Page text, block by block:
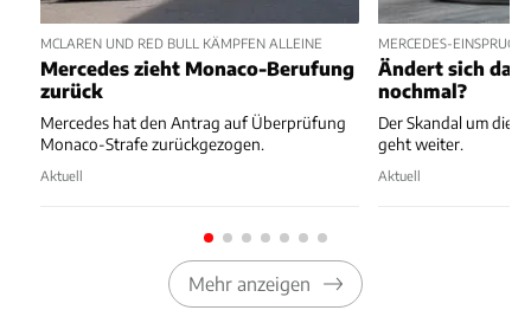
MCLAREN UND RED BULL KÄMPFEN ALLEINE
Mercedes zieht Monaco-Berufung
zurück
Mercedes hat den Antrag auf Überprüfung
Monaco-Strafe zurückgezogen.
Aktuell
MERCEDES-
Ändert sich das
nochmal?
Der Skandal um die
geht weiter.
Aktuell
Mehr anzeigen